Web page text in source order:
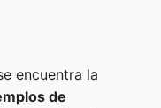
encuentra la
de